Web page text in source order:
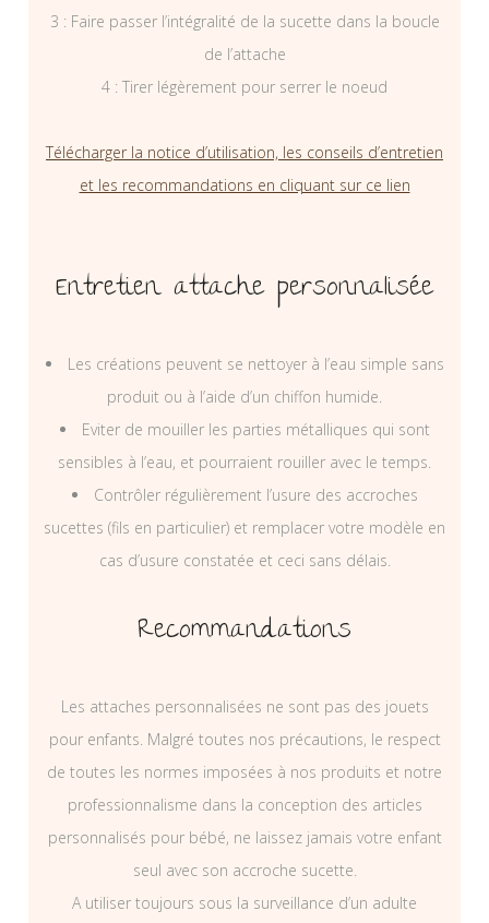
3 : Faire passer l’intégralité de la sucette dans la boucle
de l’attache
4 : Tirer légèrement pour serrer le noeud
Télécharger la notice d’utilisation, les conseils d’entretien
et les recommandations en cliquant sur ce lien
Entretien attache personnalisée
Les créations peuvent se nettoyer à l’eau simple sans
produit ou à l’aide d’un chiffon humide.
Eviter de mouiller les parties métalliques qui sont
sensibles à l’eau, et pourraient rouiller avec le temps.
Contrôler régulièrement l’usure des accroches
sucettes (fils en particulier) et remplacer votre modèle en
cas d’usure constatée et ceci sans délais.
Recommandations
Les attaches personnalisées ne sont pas des jouets
pour enfants. Malgré toutes nos précautions, le respect
de toutes les normes imposées à nos produits et notre
professionnalisme dans la conception des articles
personnalisés pour bébé, ne laissez jamais votre enfant
seul avec son accroche sucette.
A utiliser toujours sous la surveillance d’un adulte